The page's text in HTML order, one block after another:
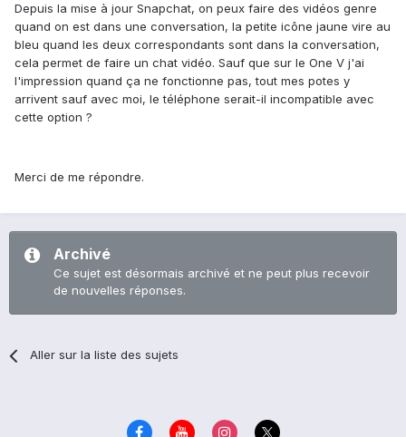
Depuis la mise à jour Snapchat, on peux faire des vidéos genre
quand on est dans une conversation, la petite icône jaune vire au
bleu quand les deux correspondants sont dans la conversation,
cela permet de faire un chat vidéo. Sauf que sur le One V j'ai
l'impression quand ça ne fonctionne pas, tout mes potes y
arrivent sauf avec moi, le téléphone serait-il incompatible avec
cette option ?
Merci de me répondre.
Archivé
Ce sujet est désormais archivé et ne peut plus recevoir
de nouvelles réponses.
Aller sur la liste des sujets